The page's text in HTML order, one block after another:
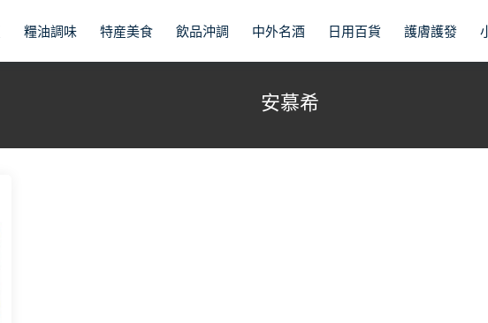
糧油調味 特産美食 飲品沖調 中外名酒 日用百貨 護膚護發
安慕希